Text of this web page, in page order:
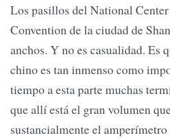
Los pasillos del National
Convention de la ciudad de
anchos. Y no es casualidad. Es
chino es tan inmenso como
tiempo a esta parte muchas
que allí está el gran volumen
sustancialmente el